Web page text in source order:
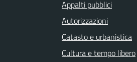
Appalti pubblici
Autorizzazioni
Catasto e urbanistica
Cultura e tempo libero